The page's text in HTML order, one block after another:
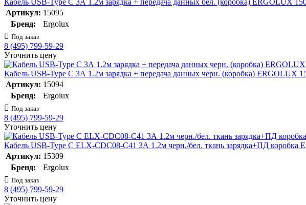
Кабель USB-Type C 3А 1.2м зарядка + передача данных бел. (коробка) ERGOLUX
Артикул: 15095
Бренд:
Ergolux
Под заказ
8 (495) 799-59-29
Уточнить цену
Кабель USB-Type C 3А 1.2м зарядка + передача данных черн. (коробка) ERGOLUX
Артикул: 15094
Бренд:
Ergolux
Под заказ
8 (495) 799-59-29
Уточнить цену
Кабель USB-Type C ELX-CDC08-C41 3А 1.2м черн./бел. ткань зарядка+ПД коробка
Артикул: 15309
Бренд:
Ergolux
Под заказ
8 (495) 799-59-29
Уточнить цену